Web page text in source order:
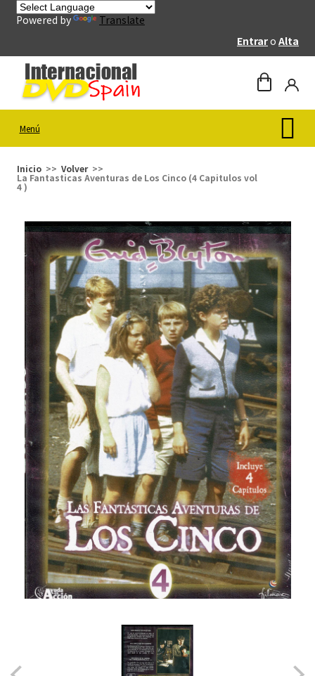
Powered by
Translate
Entraro Alta
Menú
Inicio Volver
La Fantasticas Aventuras de Los Cinco (4 Capitulos vol
4 )